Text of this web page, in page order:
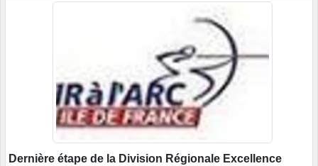
Dernière étape de la Division Régionale Excellence